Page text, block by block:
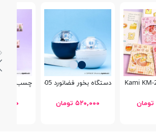
دستگاه بخور فضانورد Poke Ball OFAN-505
۵۲۰,۰۰۰ تومان
چسب واشی 10 حلقه دختر SZ-151
۷۸,۵۰۰ تومان